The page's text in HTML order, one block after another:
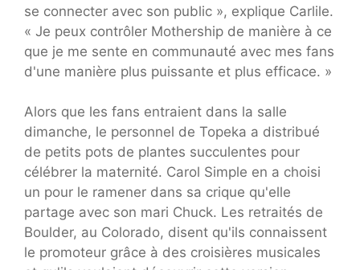
se connecter avec son public », explique Carlile.
« Je peux contrôler Mothership de manière à ce
que je me sente en communauté avec mes fans
d'une manière plus puissante et plus efficace. »
Alors que les fans entraient dans la salle
dimanche, le personnel de Topeka a distribué
de petits pots de plantes succulentes pour
célébrer la maternité. Carol Simple en a choisi
un pour le ramener dans sa crique qu'elle
partage avec son mari Chuck. Les retraités de
Boulder, au Colorado, disent qu'ils connaissent
le promoteur grâce à des croisières musicales